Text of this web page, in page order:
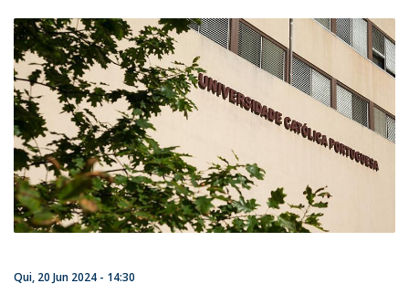
Qui, 20 Jun 2024 - 14:30